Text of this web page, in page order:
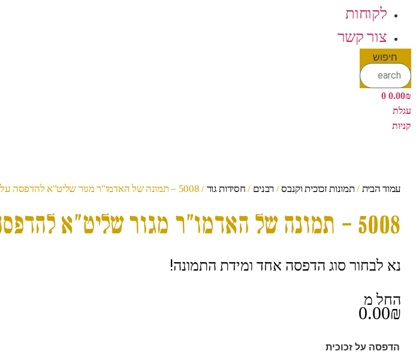
לקוחות
צור קשר
חיפוש
0.00₪
0
עגלת
קניות
עמוד הבית /תמונות זכוכית וקנבס/ רבנים / חסידות גור / 5008 – תמונה של האדמו"ר מגור שליט"א להדפסה על קנבס או זכוכית מחוסמת
5008 – תמונה של האדמו"ר מגור שליט"א להדפסה על קנבס או זכוכית מחוסמת
נא לבחור סוג הדפסה אחד ומידת התמונה!
החל מ
0.00₪
הדפסה על זכוכית